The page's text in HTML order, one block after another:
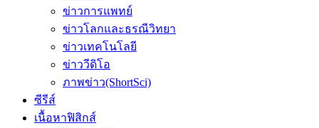
ข่าวการแพทย์
ข่าวโลกและธรณีวิทยา
ข่าวเทคโนโลยี
ข่าววีดิโอ
ภาพข่าว(ShortSci)
ซีรีส์
เนื้อหาฟิสิกส์